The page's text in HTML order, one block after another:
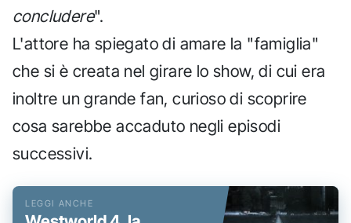
concludere".
L'attore ha spiegato di amare la "famiglia"
che si è creata nel girare lo show, di cui era
inoltre un grande fan, curioso di scoprire
cosa sarebbe accaduto negli episodi
successivi.